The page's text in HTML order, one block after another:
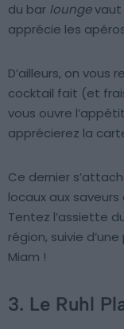
du bar loungevaut
apprécie les
D’ailleurs, on vous
cocktail fait (et
vous ouvre
apprécierez la
Ce dernier
locaux aux
Tentez l’assiette
région, suivie
Miam !
3. Le Ruhl